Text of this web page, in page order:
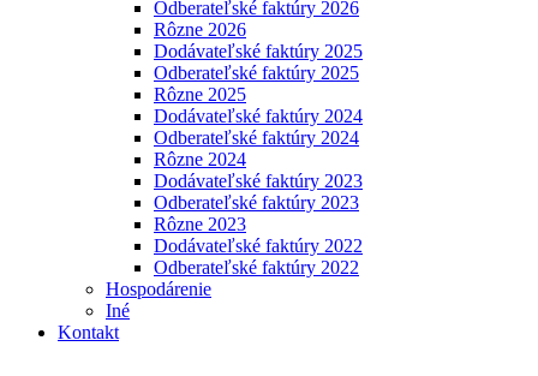
Odberateľské faktúry 2026
Rôzne 2026
Dodávateľské faktúry 2025
Odberateľské faktúry 2025
Rôzne 2025
Dodávateľské faktúry 2024
Odberateľské faktúry 2024
Rôzne 2024
Dodávateľské faktúry 2023
Odberateľské faktúry 2023
Rôzne 2023
Dodávateľské faktúry 2022
Odberateľské faktúry 2022
Hospodárenie
Iné
Kontakt